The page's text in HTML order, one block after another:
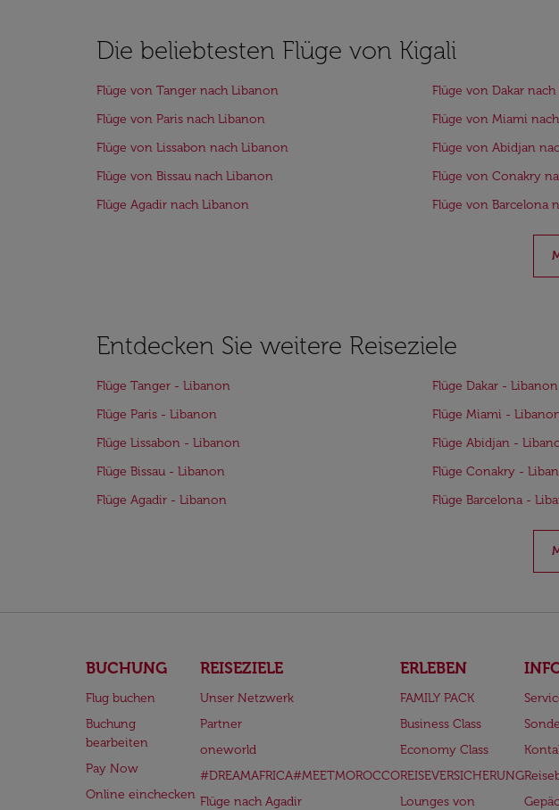
Die beliebtesten Flüge von Kigali
Flüge von Tanger nach Libanon Flüge von Dakar
Flüge von Paris nach Libanon
Flüge von Miami
Flüge von Lissabon nach Libanon
Flüge von Abidjan
Flüge von Bissau nach Libanon
Flüge von Conakry
Flüge Agadir nach Libanon
Flüge von Barcelona
Entdecken Sie weitere Reiseziele
Flüge Tanger - Libanon Flüge Dakar - Libanon
Flüge Paris - Libanon
Flüge Miami -
Flüge Lissabon - Libanon
Flüge Abidjan -
Flüge Bissau - Libanon
Flüge Conakry -
Flüge Agadir - Libanon
Flüge Barcelona -
BUCHUNG
Flug buchen
Buchung
bearbeiten
Pay Now
Online einchecken
REISEZIELE
Unser Netzwerk
Partner
oneworld
#DREAMAFRICA#MEETMOROCCO
Flüge nach Agadir
ERLEBEN
FAMILY PACK
Business Class
Economy Class
REISEVERSICHERUNG
Lounges von